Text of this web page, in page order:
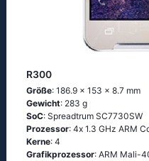
R300
Größe: 186.9 x 153 x 8.7 mm
Gewicht: 283 g
SoC: Sрrеаdtrum SС7730SW
Prozessor: 4х 1.3 GНz АRМ
Kerne: 4
Grafikprozessor: ARM Mali-